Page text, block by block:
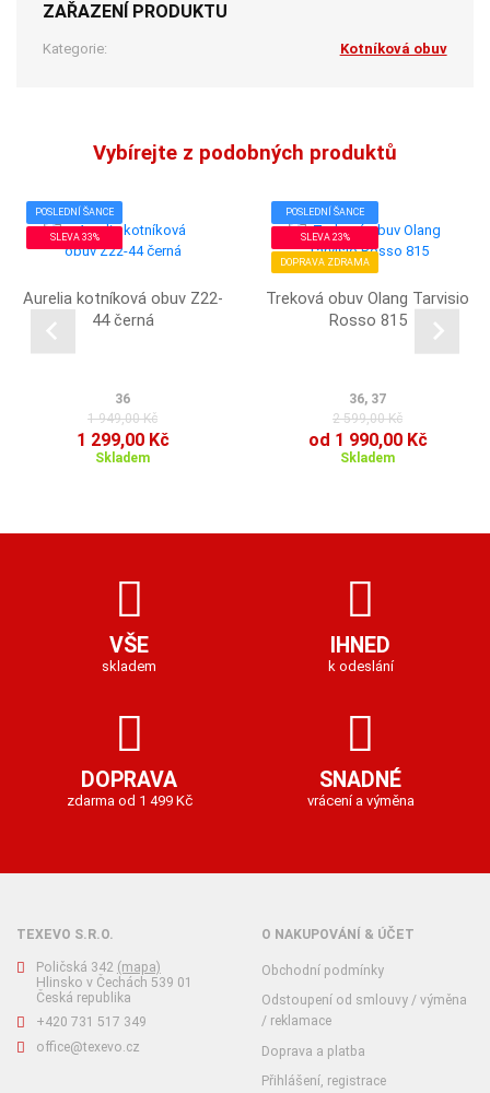
ZAŘAZENÍ PRODUKTU
Kategorie: Kotníková obuv
Vybírejte z podobných produktů
POSLEDNÍ ŠANCE
SLEVA 33%
Aurelia kotníková obuv Z22-
44 černá
36
1 949,00 Kč
1 299,00 Kč
Skladem
POSLEDNÍ ŠANCE
SLEVA 23%
DOPRAVA ZDRAMA
Treková obuv Olang Tarvisio
Rosso 815
36, 37
2 599,00 Kč
od 1 990,00 Kč
Skladem
VŠE
skladem
IHNED
k odeslání
DOPRAVA
zdarma od 1 499 Kč
SNADNÉ
vrácení a výměna
TEXEVO S.R.O.
Poličská 342 (mapa)
Hlinsko v Čechách 539 01
Česká republika
+420 731 517 349
office@texevo.cz
O NAKUPOVÁNÍ & ÚČET
Obchodní podmínky
Odstoupení od smlouvy / výměna
/ reklamace
Doprava a platba
Přihlášení, registrace